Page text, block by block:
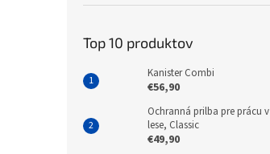
Top 10 produktov
Kanister Combi
€56,90
Ochranná prilba pre prácu v
lese, Classic
€49,90